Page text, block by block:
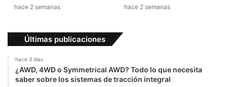
hace 2 semanas hace 2 semanas
Últimas publicaciones
hace 3 días
¿AWD, 4WD o Symmetrical AWD? Todo lo que necesita
saber sobre los sistemas de tracción integral